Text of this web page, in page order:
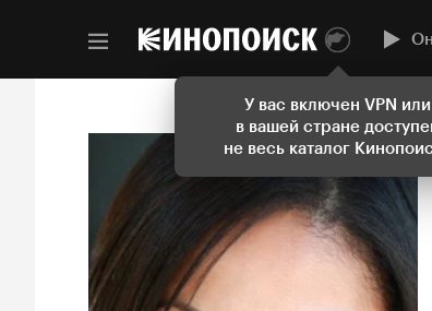
У вас включен VPN или
в вашей стране
не весь каталог